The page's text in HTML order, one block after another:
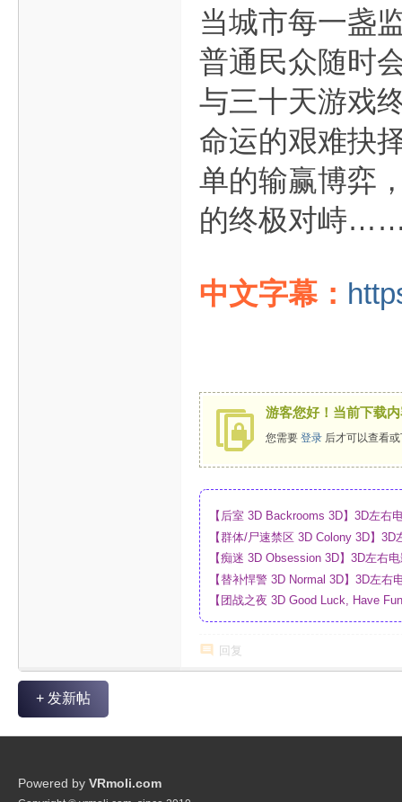
当城市每一盏
普通民众随时
与三十天游戏
命运的艰难抉
单的输赢博弈
的终极对峙
中文字幕：
游客您好！当前下载
您需要 登录 后才可以查看
【后室 3D Backrooms 3D】3D左右
【群体/尸速禁区 3D Colony 3D】
_网盘
【痴迷 3D Obsession 3D】3D左右
【替补悍警 3D Normal 3D】3D左
【团战之夜 3D Good Luck, Have
回复
+ 发新帖
Powered by VRmoli.com